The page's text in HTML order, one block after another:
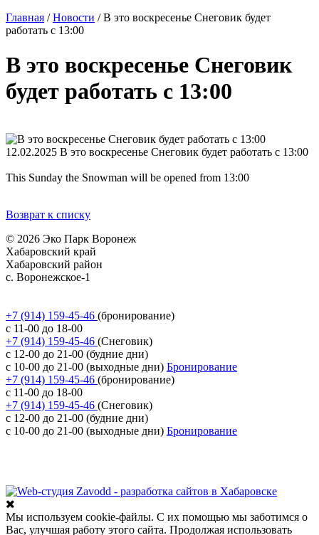
Главная /Новости /В это воскресенье Снеговик будет
работать с 13:00
В это воскресенье Снеговик
будет работать с 13:00
12.02.2025 В это воскресенье Снеговик будет работать с 13:00
This Sunday the Snowman will be opened from 13:00
Возврат к списку
© 2026 Эко Парк Воронеж
Хабаровский край
Хабаровский район
с. Воронежское-1
+7 (914) 159-45-46 (бронирование)
с 11-00 до 18-00
+7 (914) 159-45-46 (Снеговик)
с 12-00 до 21-00 (будние дни)
с 10-00 до 21-00 (выходные дни) Бронирование
+7 (914) 159-45-46 (бронирование)
с 11-00 до 18-00
+7 (914) 159-45-46 (Снеговик)
с 12-00 до 21-00 (будние дни)
с 10-00 до 21-00 (выходные дни) Бронирование
Мы используем cookie-файлы. С их помощью мы заботимся о
Вас, улучшая работу этого сайта. Продолжая использовать